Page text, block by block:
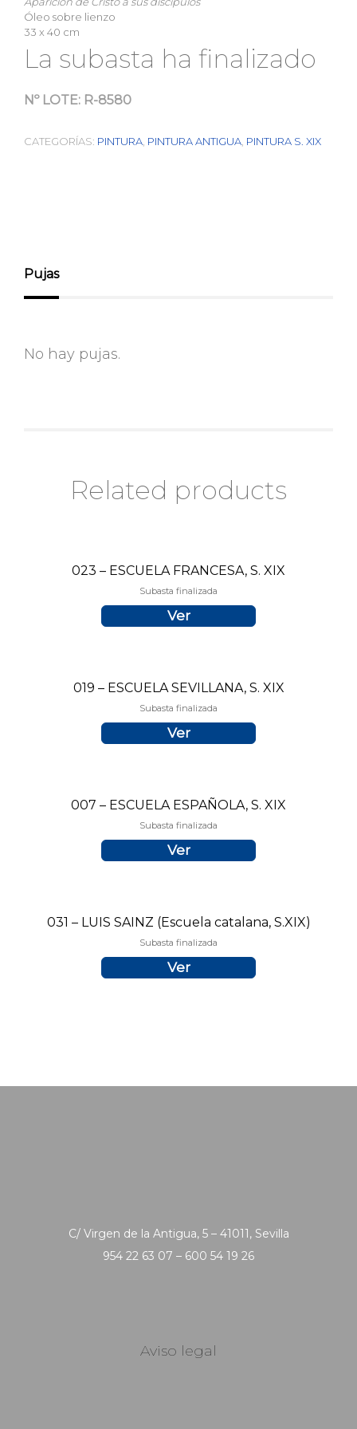
Óleo sobre lienzo
33 x 40 cm
La subasta ha finalizado
Nº LOTE: R-8580
CATEGORÍAS: PINTURA, PINTURA ANTIGUA, PINTURA S. XIX
Pujas
No hay pujas.
Related products
023 – ESCUELA FRANCESA, S. XIX
Subasta finalizada
Ver
019 – ESCUELA SEVILLANA, S. XIX
Subasta finalizada
Ver
007 – ESCUELA ESPAÑOLA, S. XIX
Subasta finalizada
Ver
031 – LUIS SAINZ (Escuela catalana, S.XIX)
Subasta finalizada
Ver
C/ Virgen de la Antigua, 5 – 41011, Sevilla
954 22 63 07 – 600 54 19 26
Aviso legal